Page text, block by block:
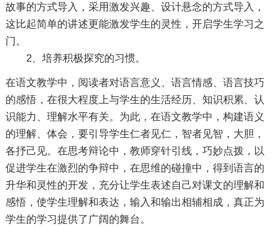
故事的方式导入，采用激发兴趣、设计悬念的方式导入，
这比起简单的讲述更能激发学生的灵性，开启学生学习之
门。
2、培养积极探究的习惯。
在语文教学中，阅读者对语言意义、语言情感、语言技巧
的感悟，在很大程度上与学生的生活经历、知识积累、认
识能力、理解水平有关。为此，在语文教学中，构建语义
的理解、体会，要引导学生仁者见仁，智者见智，大胆，
各抒己见。在思考辩论中，教师穿针引线，巧妙点拨，以
促进学生在激烈的争辩中，在思维的碰撞中，得到语言的
升华和灵性的开发，充分让学生表述自己对课文的理解和
感悟，使学生理解和表达，输入和输出相辅相成，真正为
学生的学习提供了广阔的舞台。